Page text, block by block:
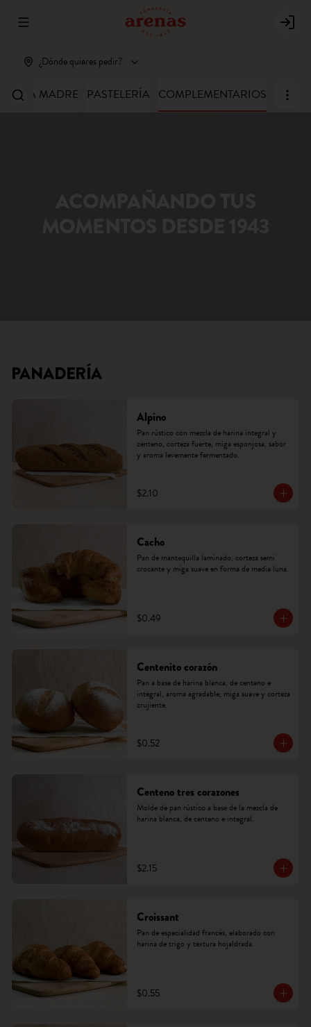
Abrir menu de navegación Login
¿Dónde quieres pedir?
MASA MADRE PASTELERÍA COMPLEMENTARIOS
PANADERÍA
Alpino
Pan rústico con mezcla de harina integral y
centeno, corteza fuerte, miga esponjosa, sabor
y aroma levemente fermentado.
$2.10
Cacho
Pan de mantequilla laminado, corteza semi
crocante y miga suave en forma de media luna.
$0.49
Centenito corazón
Pan a base de harina blanca, de centeno e
integral, aroma agradable, miga suave y corteza
crujiente.
$0.52
Centeno tres corazones
Molde de pan rústico a base de la mezcla de
harina blanca, de centeno e integral.
$2.15
Croissant
Pan de especialidad francés, elaborado con
harina de trigo y textura hojaldrada.
$0.55